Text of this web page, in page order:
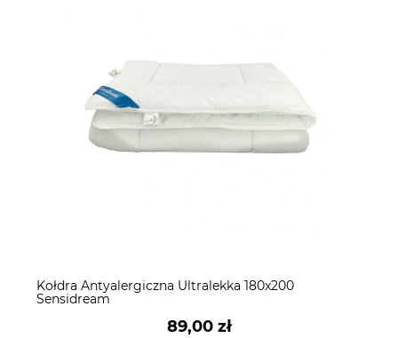
Kołdra Antyalergiczna Ultralekka 180x200
Sensidream
89,00 zł